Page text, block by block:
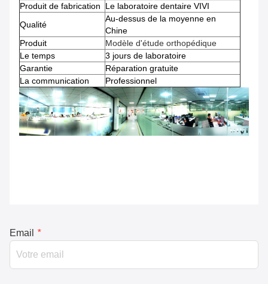
Produit de fabrication
Le laboratoire dentaire VIVI
Qualité
Au-dessus de la moyenne en
Chine
Produit
Modèle d'étude orthopédique
Le temps
3 jours de laboratoire
Garantie
Réparation gratuite
La communication
Professionnel
Email *